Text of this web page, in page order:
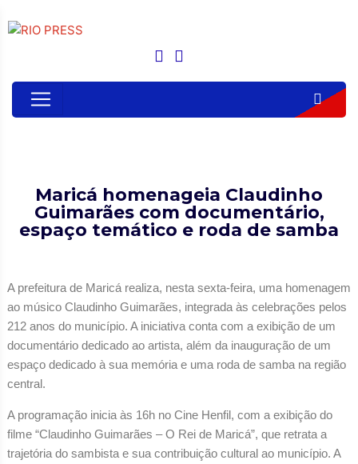
Maricá homenageia Claudinho
Guimarães com documentário,
espaço temático e roda de samba
A prefeitura de Maricá realiza, nesta sexta-feira, uma homenagem
ao músico Claudinho Guimarães, integrada às celebrações pelos
212 anos do município. A iniciativa conta com a exibição de um
documentário dedicado ao artista, além da inauguração de um
espaço dedicado à sua memória e uma roda de samba na região
central.
A programação inicia às 16h no Cine Henfil, com a exibição do
filme “Claudinho Guimarães – O Rei de Maricá”, que retrata a
trajetória do sambista e sua contribuição cultural ao município. A